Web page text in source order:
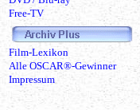
Free-TV
Film-Lexikon
Alle OSCAR®-Gewinner
Impressum